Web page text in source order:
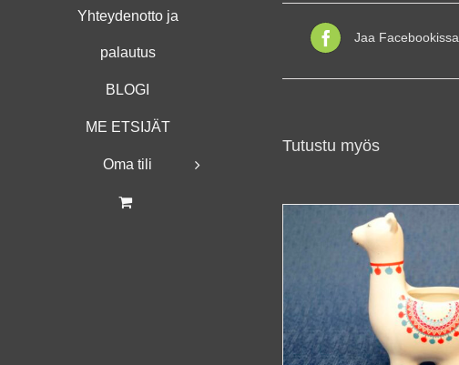
Yhteydenotto ja
palautus
BLOGI
ME ETSIJÄT
Oma tili
Jaa Facebookissa
Tutustu myös